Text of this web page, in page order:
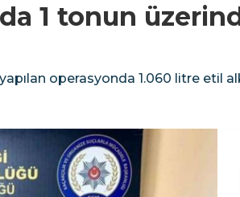
1 tonun
operasyonda 1.060 litre etil